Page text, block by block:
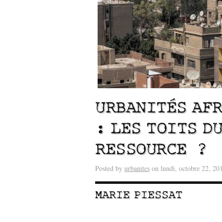
URBANITÉS
: LES TOITS
RESSOURCE ?
Posted by urbanites on lundi, octobre 22,
MARIE PIESSAT
Lu /Sous le feu du
énergie des data centers